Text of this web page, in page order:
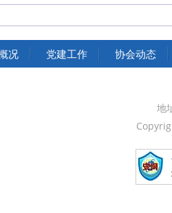
运输部
发展和改革委员会
人民政府
况 党建工作 协会动态
地